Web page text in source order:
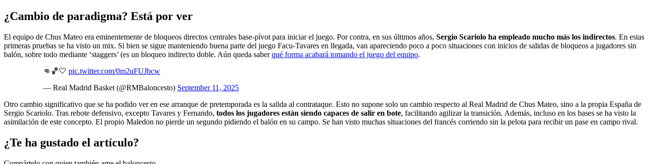
¿Cambio de paradigma? Está por ver
El equipo de Chus Mateo era eminentemente de bloqueos directos centrales base-pívot para iniciar el juego. Por contra, en sus últimos años, Sergio Scariolo ha empleado mucho más los indirectos. En estas
primeras pruebas se ha visto un mix. Si bien se sigue manteniendo buena parte del juego Facu-Tavares en llegada, van apareciendo poco a poco situaciones con inicios de salidas de bloqueos a jugadores sin
balón, sobre todo mediante ‘staggers’ (es un bloqueo indirecto doble. Aún queda saberqué forma acabará tomando el juego del equipo.
👊🏀🤍 pic.twitter.com/0m2uFUJbcw
— Real Madrid Basket (@RMBaloncesto) September 11, 2025
Otro cambio significativo que se ha podido ver en ese arranque de pretemporada es la salida al contrataque. Esto no supone solo un cambio respecto al Real Madrid de Chus Mateo, sino a la propia España de
Sergio Scariolo. Tras rebote defensivo, excepto Tavares y Fernando, todos los jugadores están siendo capaces de salir en bote, facilitando agilizar la transición. Además, incluso en los bases se ha visto la
asimilación de este concepto. El propio Maledon no pierde un segundo pidiendo el balón en su campo. Se han visto muchas situaciones del francés corriendo sin la pelota para recibir un pase en campo rival.
¿Te ha gustado el artículo?